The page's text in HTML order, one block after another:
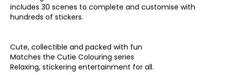
includes 30 scenes to complete and customise with
hundreds of stickers.
Cute, collectible and packed with fun
Matches the Cutie Colouring series
Relaxing, stickering entertainment for all.